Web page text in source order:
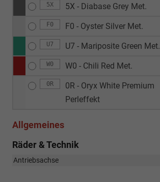
5X 5X - Diabase Grey Met.
F0 F0 - Oyster Silver Met.
U7 U7 - Mariposite Green Met.
W0 W0 - Chili Red Met.
0R
0R - Oryx White Premium
Perleffekt
Allgemeines
Räder & Technik
Antriebsachse